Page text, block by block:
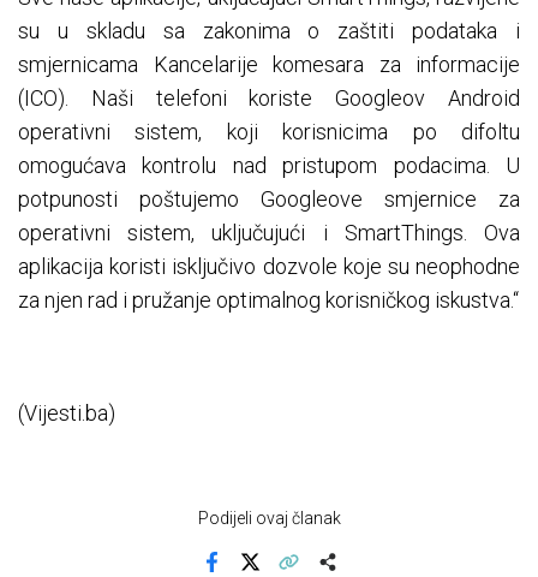
su u skladu sa zakonima o zaštiti podataka i
smjernicama Kancelarije komesara za informacije
(ICO). Naši telefoni koriste Googleov Android
operativni sistem, koji korisnicima po difoltu
omogućava kontrolu nad pristupom podacima. U
potpunosti poštujemo Googleove smjernice za
operativni sistem, uključujući i SmartThings. Ova
aplikacija koristi isključivo dozvole koje su neophodne
za njen rad i pružanje optimalnog korisničkog iskustva.“
(Vijesti.ba)
Podijeli ovaj članak